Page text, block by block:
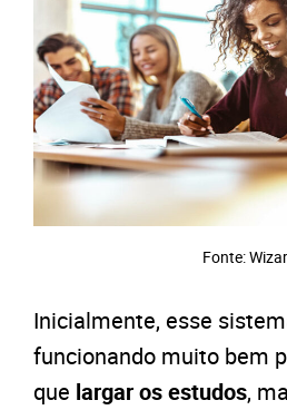
Fonte:
Inicialmente, esse
funcionando muito bem
que largar os estudos,